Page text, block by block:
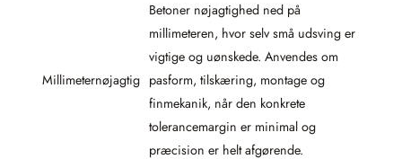
Millimeternøjagtig
Betoner nøjagtighed ned på
millimeteren, hvor selv små udsving er
vigtige og uønskede. Anvendes om
pasform, tilskæring, montage og
finmekanik, når den konkrete
tolerancemargin er minimal og
præcision er helt afgørende.